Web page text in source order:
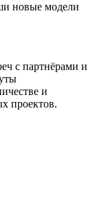
новые модели
с партнёрами и
и
проектов.